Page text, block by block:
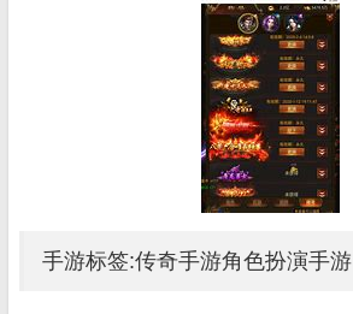
手游标签:传奇手游角色扮演手游